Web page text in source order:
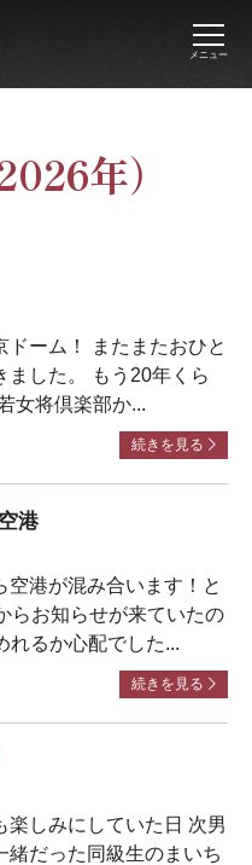
メニュー
2026年）
ドーム！ またまたおひと
ました。 もう20年くら
女将倶楽部か...
続きを見る
港
空港が混み合います！と
らお知らせが来ていたの
れるか心配でした...
続きを見る
楽しみにしていた日 次男
緒だった同級生のまいち